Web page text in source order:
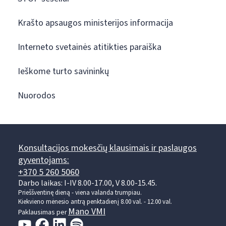
Krašto apsaugos ministerijos informacija
Interneto svetainės atitikties paraiška
Ieškome turto savininkų
Nuorodos
Konsultacijos mokesčių klausimais ir paslaugos
gyventojams:
+370 5 260 5060
Darbo laikas: I-IV 8.00-17.00, V 8.00-15.45.
Prieššventinę dieną - viena valanda trumpiau.
Kiekvieno mėnesio antrą penktadienį 8.00 val. - 12.00 val.
Paklausimas per Mano VMI